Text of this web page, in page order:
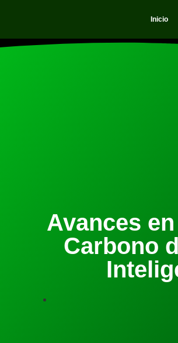
Inicio
Avances
Carbono